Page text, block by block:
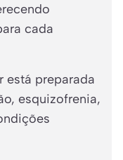
cada
está preparada
esquizofrenia,